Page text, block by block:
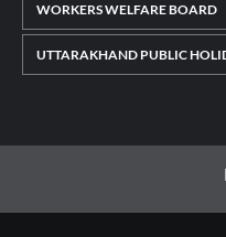
WORKERS WELFARE BOARD
UTTARAKHAND PUBLIC